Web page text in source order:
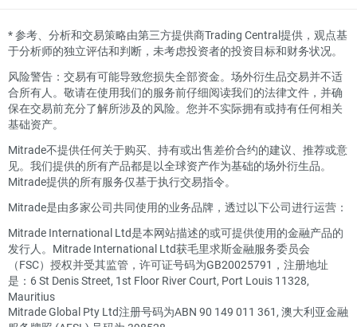
*参考、分析和交易策略由第三方提供商Trading Central提供，观点基
于分析师的独立评估和判断，未考虑投资者的投资目标和财务状况。
风险警告：交易有可能导致您损失全部资金。场外衍生品交易并不适
合所有人。敬请在使用我们的服务前仔细阅读我们的法律文件，并确
保在交易前充分了解所涉及的风险。您并不实际拥有或持有任何相关
基础资产。
Mitrade不提供任何关于购买、持有或出售差价合约的建议、推荐或意
见。我们提供的所有产品都是以全球资产作为基础的场外衍生品。
Mitrade提供的所有服务仅基于执行交易指令。
Mitrade是由多家公司共同使用的业务品牌，透过以下公司进行运营：
Mitrade International Ltd是本网站描述的或可提供使用的金融产品的
发行人。Mitrade International Ltd获毛里求斯金融服务委员会
（FSC）授权并受其监管，许可证号码为GB20025791，注册地址
是：6 St Denis Street, 1st Floor River Court, Port Louis 11328,
Mauritius
Mitrade Global Pty Ltd注册号码为ABN 90 149 011 361, 澳大利亚金融